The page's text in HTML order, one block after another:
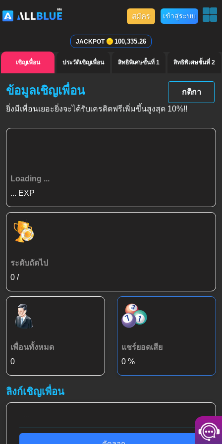
สมัคร เข้าสู่ระบบ
JACKPOT 100,335.26
เชิญเพื่อน ประวัติเชิญเพื่อน สิทธิพิเศษชั้นที่ 1 สิทธิพิเศษชั้นที่ 2
ข้อมูลเชิญเพื่อน
กติกา
ยิ่งมีเพื่อนเยอะยิ่งจะได้รับเครดิตฟรีเพิ่มขึ้นสูงสุด 10%!!
Loading ...
... EXP
ระดับถัดไป
0 /
เพื่อนทั้งหมด
0
แชร์ยอดเสีย
0 %
ลิงก์เชิญเพื่อน